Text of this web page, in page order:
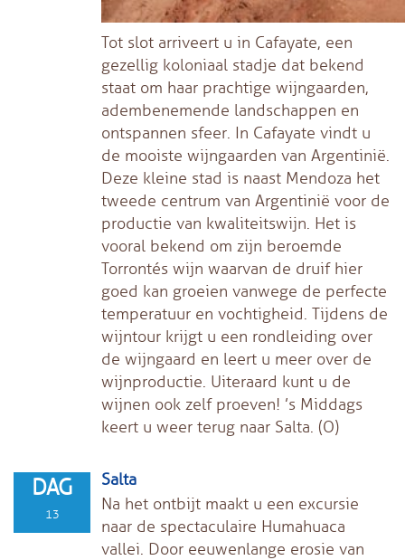
Tot slot arriveert u in Cafayate, een
gezellig koloniaal stadje dat bekend
staat om haar prachtige wijngaarden,
adembenemende landschappen en
ontspannen sfeer. In Cafayate vindt u
de mooiste wijngaarden van Argentinië.
Deze kleine stad is naast Mendoza het
tweede centrum van Argentinië voor de
productie van kwaliteitswijn. Het is
vooral bekend om zijn beroemde
Torrontés wijn waarvan de druif hier
goed kan groeien vanwege de perfecte
temperatuur en vochtigheid. Tijdens de
wijntour krijgt u een rondleiding over
de wijngaard en leert u meer over de
wijnproductie. Uiteraard kunt u de
wijnen ook zelf proeven! ’s Middags
keert u weer terug naar Salta. (O)
DAG
13
Salta
Na het ontbijt maakt u een excursie
naar de spectaculaire Humahuaca
vallei. Door eeuwenlange erosie van